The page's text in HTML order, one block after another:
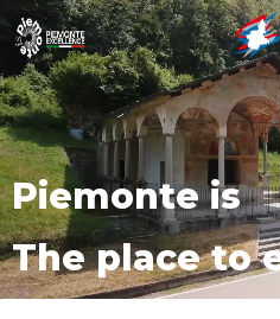
Piemonte is
The place to